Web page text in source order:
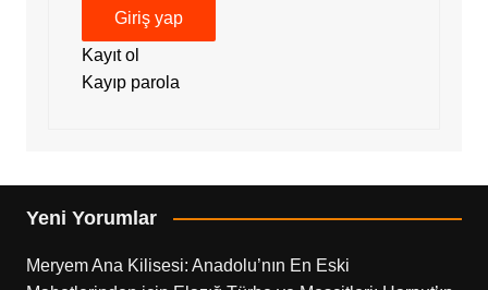
Giriş yap
Kayıt ol
Kayıp parola
Yeni Yorumlar
Meryem Ana Kilisesi: Anadolu’nın En Eski